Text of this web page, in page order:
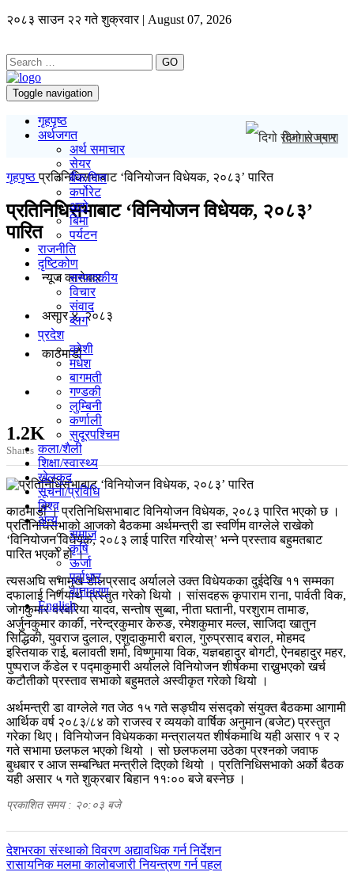
२०८३ साउन २२ गते शुक्रवार | August 07, 2026
GO
Toggle navigation
गृहपृष्ठ
अर्थजगत
अर्थ समाचार
सेयर
बैंक/वित्त
कर्पोरेट
अटो
बिमा
पर्यटन
राजनीति
दृष्टिकोण
सम्पादकीय
विचार
संवाद
ब्लग
प्रदेश
कोशी
मधेश
बागमती
गण्डकी
लुम्बिनी
कर्णाली
सुदूरपश्चिम
कला/शैली
शिक्षा/स्वास्थ्य
खेलकुद
सूचना/प्रविधि
विश्व
अन्य
समाज
कृषि
ऊर्जा
पूर्वाधार
वातावरण
English
दिगो रोजगार
गृहपृष्ठप्रतिनिधिसभाबाट ‘विनियोजन विधेयक, २०८३’ पारित
प्रतिनिधिसभाबाट ‘विनियोजन विधेयक, २०८३’
पारित
न्यूज काराेबार
असार ४, २०८३
काठमाडाैं
1.2K
Shares
काठमाडौँ । प्रतिनिधिसभाबाट विनियोजन विधेयक, २०८३ पारित भएको छ ।
प्रतिनिधिसभाको आजको बैठकमा अर्थमन्त्री डा स्वर्णिम वाग्लेले राखेको
‘विनियोजन विधेयक, २०८३ लाई पारित गरियोस्’ भन्ने प्रस्ताव बहुमतबाट
पारित भएको हो ।
त्यसअघि सभामुख डोलप्रसाद अर्यालले उक्त विधेयकका दुईदेखि ११ सम्मका
दफालाई निर्णयार्थ प्रस्तुत गरेको थियो । सांसदहरू कृपाराम राना, पार्वती विक,
जोगकुमार बरबरिया यादव, सन्तोष सुब्बा, नीता घतानी, परशुराम तामाङ,
अर्जुनकुमार कार्की, नरेन्द्रकुमार केरुङ, रमेशकुमार मल्ल, साजिदा खातुन
सिद्धिकी, युवराज दुलाल, एशुदाकुमारी बराल, गुरुप्रसाद बराल, मोहमद
इस्तियाक राई, बलावती शर्मा, विष्णुमाया विक, यज्ञबहादुर बोगटी, ऐनबहादुर महर,
पुष्पराज कँडेल र पद्माकुमारी अर्यालले विनियोजन शीर्षकमा राख्नुभएको खर्च
कटौतीको प्रस्ताव सभाको बहुमतले अस्वीकृत गरेको थियो ।
अर्थमन्त्री डा वाग्लेले गत जेठ १५ गते सङ्घीय संसद्को संयुक्त बैठकमा आगामी
आर्थिक वर्ष २०८३/८४ को राजस्व र व्ययको वार्षिक अनुमान (बजेट) प्रस्तुत
गरेका थिए। विनियोजन विधेयकका मन्त्रालयत शीर्षकमाथि यही असार १ र २
गते सभामा छलफल भएको थियो । सो छलफलमा उठेका प्रश्नको जवाफ
बुधबार र आज सम्बन्धित मन्त्रीले दिएको थियो । प्रतिनिधिसभाको अर्को बैठक
यही असार ५ गते शुक्रबार बिहान ११ः०० बजे बस्नेछ ।
प्रकाशित समय : २०:०३ बजे
पछिल्लाे
-
देशभरका संस्थाको विवरण अद्यावधिक गर्न निर्देशन
अघिल्लाे
रासायनिक मलमा कालोबजारी नियन्त्रण गर्न पहल